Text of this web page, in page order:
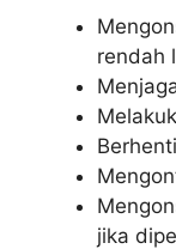
rendah
jika